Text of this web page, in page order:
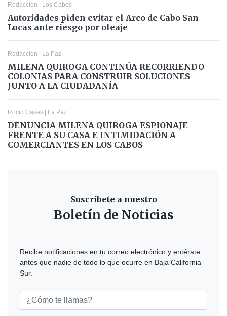
Redacción | Los Cabos
Autoridades piden evitar el Arco de Cabo San
Lucas ante riesgo por oleaje
Redacción | La Paz
MILENA QUIROGA CONTINÚA RECORRIENDO
COLONIAS PARA CONSTRUIR SOLUCIONES
JUNTO A LA CIUDADANÍA
Rocio Casas | La Paz
DENUNCIA MILENA QUIROGA ESPIONAJE
FRENTE A SU CASA E INTIMIDACIÓN A
COMERCIANTES EN LOS CABOS
Suscríbete a nuestro
Boletín de Noticias
Recibe notificaciones en tu correo electrónico y entérate
antes que nadie de todo lo que ocurre en Baja California
Sur.